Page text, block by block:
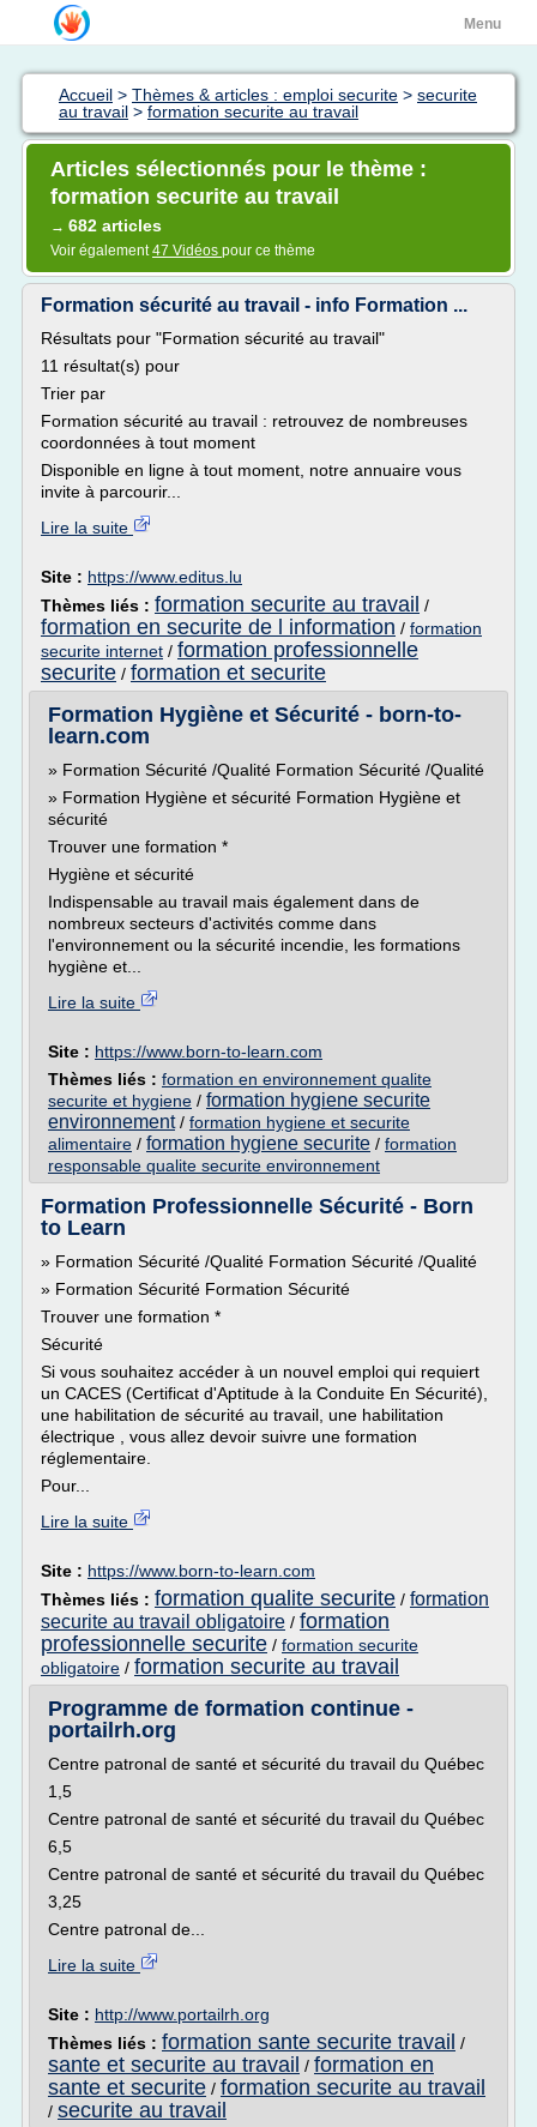
Menu
Accueil > Thèmes & articles : emploi securite > securite
au travail > formation securite au travail
Articles sélectionnés pour le thème :
formation securite au travail
→ 682 articles
Voir également47 Vidéos pour ce thème
Formation sécurité au travail - info Formation ...
Résultats pour "Formation sécurité au travail"
11 résultat(s) pour
Trier par
Formation sécurité au travail : retrouvez de nombreuses
coordonnées à tout moment
Disponible en ligne à tout moment, notre annuaire vous
invite à parcourir...
Lire la suite
Site : https://www.editus.lu
Thèmes liés : formation securite au travail /
formation en securite de l information / formation
securite internet / formation professionnelle
securite / formation et securite
Formation Hygiène et Sécurité - born-to-
learn.com
» Formation Sécurité /Qualité Formation Sécurité /Qualité
» Formation Hygiène et sécurité Formation Hygiène et
sécurité
Trouver une formation *
Hygiène et sécurité
Indispensable au travail mais également dans de
nombreux secteurs d'activités comme dans
l'environnement ou la sécurité incendie, les formations
hygiène et...
Lire la suite
Site : https://www.born-to-learn.com
Thèmes liés : formation en environnement qualite
securite et hygiene / formation hygiene securite
environnement/ formation hygiene et securite
alimentaire / formation hygiene securite / formation
responsable qualite securite environnement
Formation Professionnelle Sécurité - Born
to Learn
» Formation Sécurité /Qualité Formation Sécurité /Qualité
» Formation Sécurité Formation Sécurité
Trouver une formation *
Sécurité
Si vous souhaitez accéder à un nouvel emploi qui requiert
un CACES (Certificat d'Aptitude à la Conduite En Sécurité),
une habilitation de sécurité au travail, une habilitation
électrique , vous allez devoir suivre une formation
réglementaire.
Pour...
Lire la suite
Site : https://www.born-to-learn.com
Thèmes liés : formation qualite securite / formation
securite au travail obligatoire / formation
professionnelle securite / formation securite
obligatoire / formation securite au travail
Programme de formation continue -
portailrh.org
Centre patronal de santé et sécurité du travail du Québec
1,5
Centre patronal de santé et sécurité du travail du Québec
6,5
Centre patronal de santé et sécurité du travail du Québec
3,25
Centre patronal de...
Lire la suite
Site : http://www.portailrh.org
Thèmes liés : formation sante securite travail /
sante et securite au travail / formation en
sante et securite / formation securite au travail
/ securite au travail